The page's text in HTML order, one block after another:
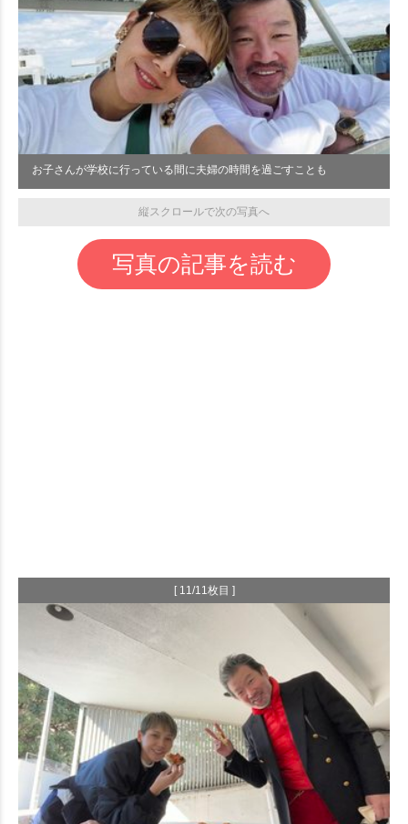
お子さんが学校に行っている間に夫婦の時間を過ごすことも
縦スクロールで次の写真へ
写真の記事を読む
[ 11/11枚目 ]